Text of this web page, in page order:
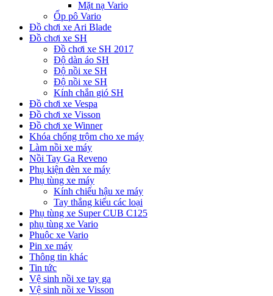
Mặt nạ Vario
Ốp pô Vario
Đồ chơi xe Ari Blade
Đồ chơi xe SH
Đồ chơi xe SH 2017
Độ dàn áo SH
Độ nồi xe SH
Độ nồi xe SH
Kính chắn gió SH
Đồ chơi xe Vespa
Đồ chơi xe Visson
Đồ chơi xe Winner
Khóa chống trộm cho xe máy
Làm nồi xe máy
Nồi Tay Ga Reveno
Phụ kiện đèn xe máy
Phụ tùng xe máy
Kính chiếu hậu xe máy
Tay thắng kiểu các loại
Phụ tùng xe Super CUB C125
phụ tùng xe Vario
Phuộc xe Vario
Pin xe máy
Thông tin khác
Tin tức
Vệ sinh nồi xe tay ga
Vệ sinh nồi xe Visson